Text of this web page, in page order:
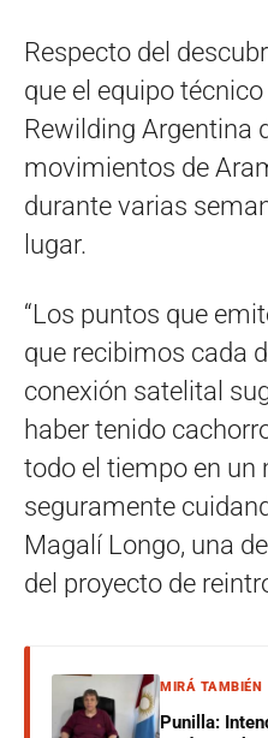
Respecto del
que el equipo
Rewilding Argentina
movimientos de
durante varias
lugar.
“Los puntos que
que recibimos cada
conexión satelital
haber tenido
todo el tiempo en un
seguramente
Magalí Longo, una
del proyecto de
MIRÁ TAMBIÉN
Punilla: